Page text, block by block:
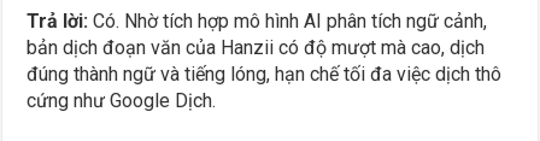
Trả lời: Có. Nhờ tích hợp mô hình AI phân tích ngữ cảnh,
bản dịch đoạn văn của Hanzii có độ mượt mà cao, dịch
đúng thành ngữ và tiếng lóng, hạn chế tối đa việc dịch thô
cứng như Google Dịch.